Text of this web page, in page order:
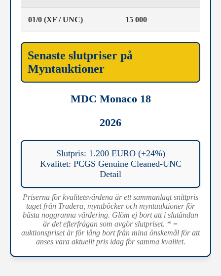
01/0 (XF / UNC) 15 000
Senaste slutpriser på
Myntauktioner
MDC Monaco 18
2026
Slutpris: 1.200 EURO (+24%)
Kvalitet: PCGS Genuine Cleaned-UNC
Detail
Priserna för kvalitetsvärdena är ett sammanlagt snittpris
taget från Tradera, myntböcker och myntauktioner för
bästa noggranna värdering. Glöm ej bort att i slutändan
är det efterfrågan som avgör slutpriset. * =
auktionspriset är för lång bort från mina önskemål för att
anses vara aktuellt pris idag för samma kvalitet.